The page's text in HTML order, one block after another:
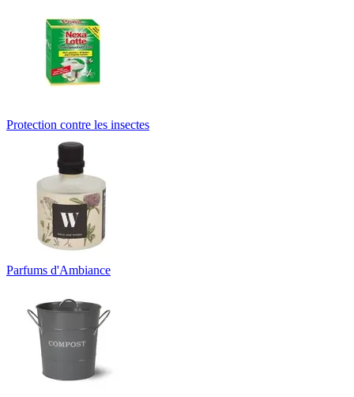
Protection contre les insectes
Parfums d'Ambiance